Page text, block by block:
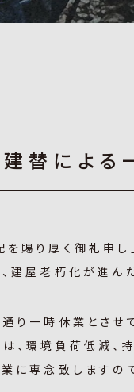
替による
賜り厚く御礼申し
建屋老朽化が進ん
り一時休業とさせ
、環境負荷低減、
に専念致しますの